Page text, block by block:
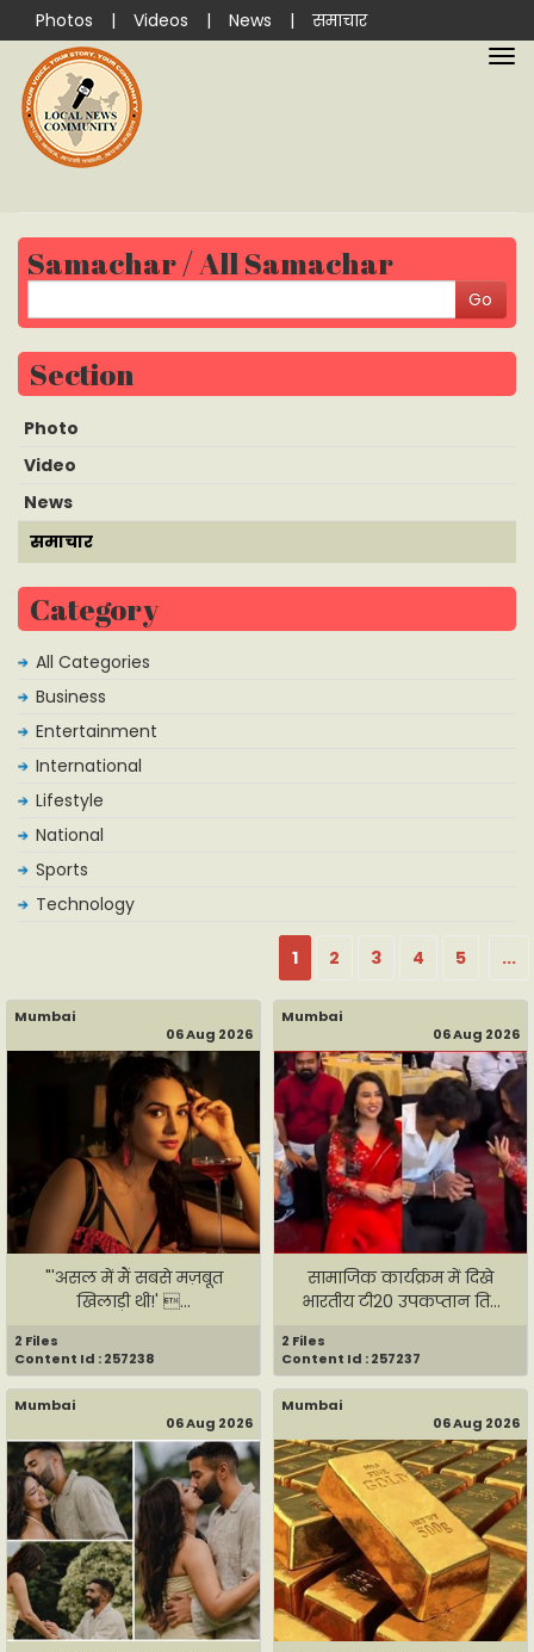
Photos | Videos | News | समाचार
Samachar / All Samachar
Section
Photo
Video
News
समाचार
Category
All Categories
Business
Entertainment
International
Lifestyle
National
Sports
Technology
1 2 3 4 5 ...
Mumbai
06 Aug 2026
"'असल में मैं सबसे मज़बूत
खिलाड़ी थी!' ...
2 Files
Content Id : 257238
Mumbai
06 Aug 2026
सामाजिक कार्यक्रम में दिखे
भारतीय टी20 उपकप्तान ति...
2 Files
Content Id : 257237
Mumbai
06 Aug 2026
Mumbai
06 Aug 2026